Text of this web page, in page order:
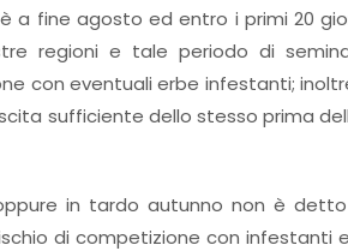
a fine agosto ed entro i primi 20
regioni e tale periodo di
con eventuali erbe infestanti;
sufficiente dello stesso prima
in tardo autunno non è
di competizione con infestanti